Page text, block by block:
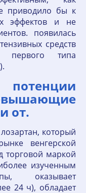
приводило бы к
эффектов и не
появилась
средств
первого типа
от.
который
венгерской
торговой маркой
изученным
оказывает
24 ч), обладает